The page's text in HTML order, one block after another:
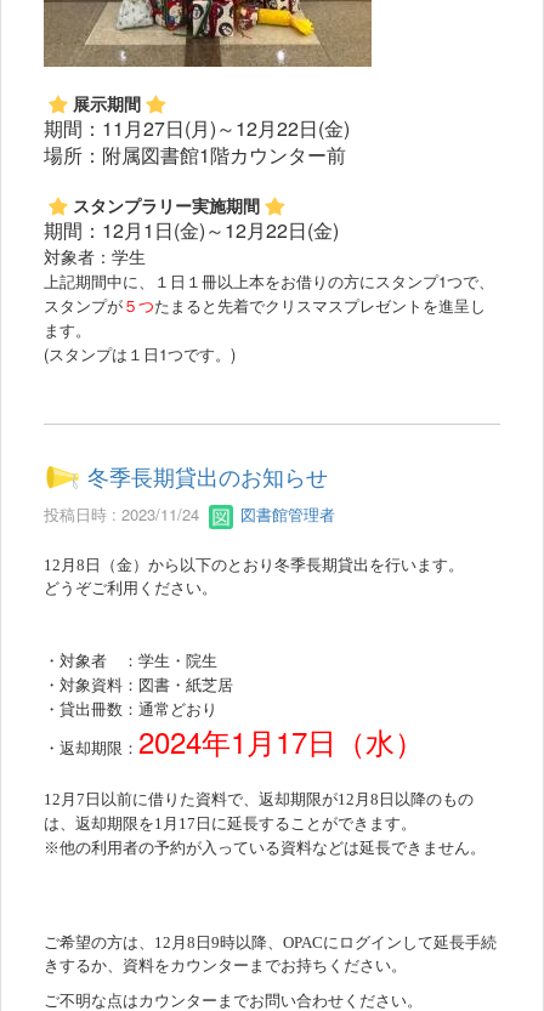
展示期間
期間：11月27日(月)～12月22日(金)
場所：附属図書館1階カウンター前
スタンプラリー実施期間
期間：12月1日(金)～12月22日(金)
対象者：学生
上記期間中に、１日１冊以上本をお借りの方にスタンプ1つで、
スタンプが５つたまると先着でクリスマスプレゼントを進呈し
ます。
(スタンプは１日1つです。)
冬季長期貸出のお知らせ
投稿日時 : 2023/11/24 図書館管理者
12月8日（金）から以下のとおり冬季長期貸出を行います。
どうぞご利用ください。
・対象者 ：学生・院生
・対象資料：図書・紙芝居
・貸出冊数：通常どおり
・返却期限： 2024年1 月17日（水）
12月7 日以前に借りた資料で、返却期限が12 月8 日以降のもの
は、返却期限を1 月17 日に延長することができます。
※他の利用者の予約が入っている資料などは延長できません。
ご希望の方は、12月8日9時以降、 OPACにログインして延長手続
きするか、 資料をカウンターまでお持ちください。
ご不明な点はカウンターまでお問い合わせください。